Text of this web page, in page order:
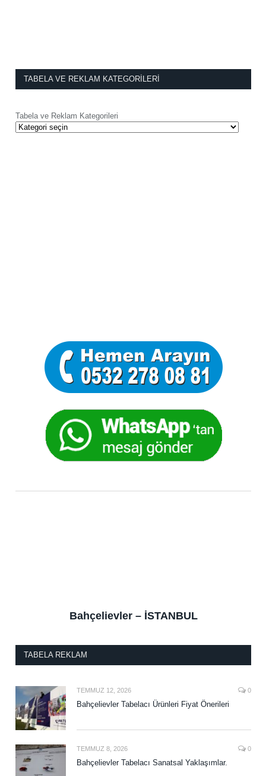
TABELA VE REKLAM KATEGORILERI
Tabela ve Reklam Kategorileri
Bahçelievler – İSTANBUL
TABELA REKLAM
TEMMUZ 12, 2026 0
Bahçelievler Tabelacı Ürünleri Fiyat Önerileri
TEMMUZ 8, 2026 0
Bahçelievler Tabelacı Sanatsal Yaklaşımlar.